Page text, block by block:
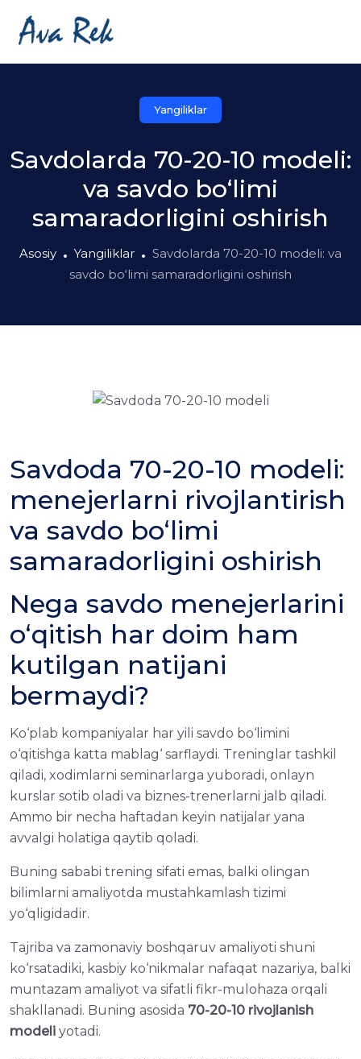
Yangiliklar
Savdolarda 70-20-10 modeli:
va savdo bo‘limi
samaradorligini oshirish
Asosiy Yangiliklar
Savdolarda 70-20-10 modeli: va
savdo bo‘limi samaradorligini oshirish
Savdoda 70-20-10 modeli:
menejerlarni rivojlantirish
va savdo bo‘limi
samaradorligini oshirish
Nega savdo menejerlarini
o‘qitish har doim ham
kutilgan natijani
bermaydi?
Ko‘plab kompaniyalar har yili savdo bo‘limini
o‘qitishga katta mablag‘ sarflaydi. Treninglar tashkil
qiladi, xodimlarni seminarlarga yuboradi, onlayn
kurslar sotib oladi va biznes-trenerlarni jalb qiladi.
Ammo bir necha haftadan keyin natijalar yana
avvalgi holatiga qaytib qoladi.
Buning sababi trening sifati emas, balki olingan
bilimlarni amaliyotda mustahkamlash tizimi
yo‘qligidadir.
Tajriba va zamonaviy boshqaruv amaliyoti shuni
ko‘rsatadiki, kasbiy ko‘nikmalar nafaqat nazariya, balki
muntazam amaliyot va sifatli fikr-mulohaza orqali
shakllanadi. Buning asosida 70-20-10 rivojlanish
modeli yotadi.